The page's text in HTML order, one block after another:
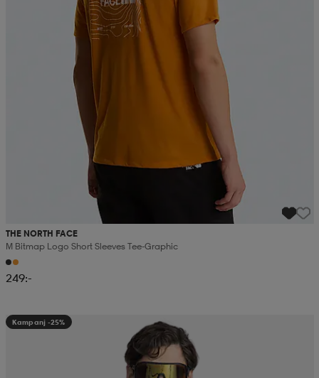
THE NORTH FACE
M Bitmap Logo Short Sleeves Tee-Graphic
249:-
Kampanj -25%